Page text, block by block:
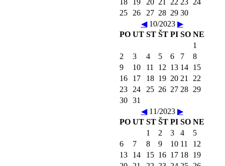
25
26 27 28 29 30
◀10/2023 ▶
PO UT ST ŠT PI SO NE
1
2
3 4 5 6 7
8
9
10 11 12 13 14 15
16
17 18 19 20 21
22
23
24 25 26 27 28 29
30 31
◀11/2023 ▶
PO UT ST ŠT PI SO NE
1
2 3 4
5
6
7 8 9 10 11
12
13
14 15 16 17 18 19